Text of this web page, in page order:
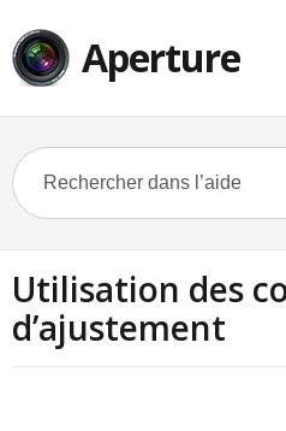
Aperture
Utilisation des
d’ajustement